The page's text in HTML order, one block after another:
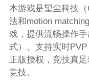
本游戏是望尘科技
法和motion
戏，提供流畅操作
式）。支持实时
正版授权，竞技真
竞技。